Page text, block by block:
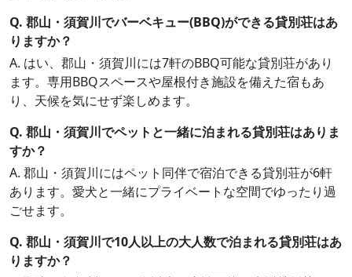
Q. 郡山・須賀川でバーベキュー(BBQ)ができる貸別荘はあ
りますか？
A. はい、郡山・須賀川には7軒のBBQ可能な貸別荘があり
ます。専用BBQスペースや屋根付き施設を備えた宿もあ
り、天候を気にせず楽しめます。
Q. 郡山・須賀川でペットと一緒に泊まれる貸別荘はありま
すか？
A. 郡山・須賀川にはペット同伴で宿泊できる貸別荘が6軒
あります。愛犬と一緒にプライベートな空間でゆったり過
ごせます。
Q. 郡山・須賀川で10人以上の大人数で泊まれる貸別荘はあ
りますか？